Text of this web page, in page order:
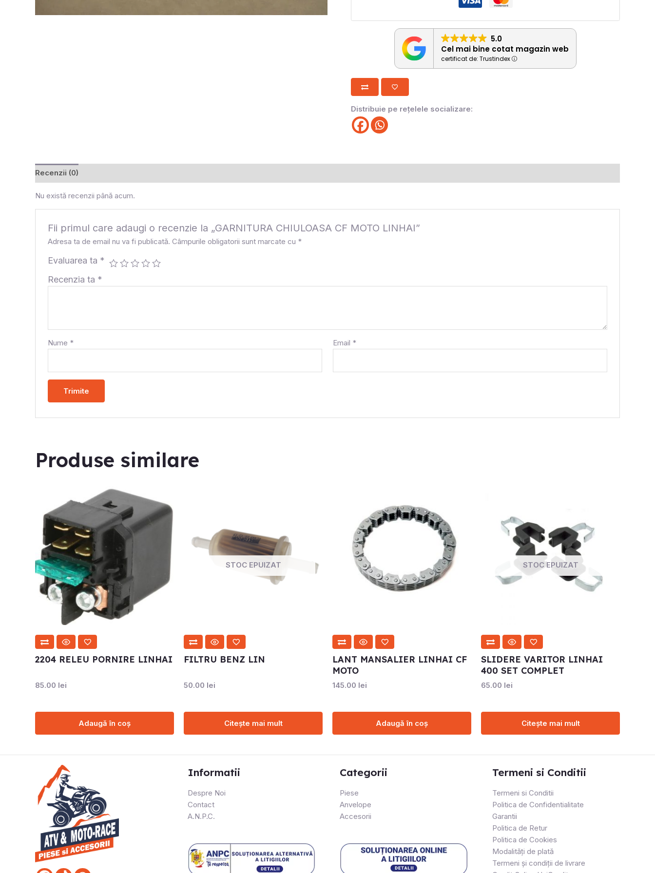
5.0
Cel mai bine cotat magazin web
certificat de: Trustindex
Distribuie pe rețelele socializare:
Recenzii (0)
Nu există recenzii până acum.
Fii primul care adaugi o recenzie la „GARNITURA CHIULOASA CF MOTO LINHAI”
Adresa ta de email nu va fi publicată. Câmpurile obligatorii sunt marcate cu *
Evaluarea ta *
Recenzia ta *
Nume * Email *
Produse similare
2204 RELEU PORNIRE LINHAI
85.00 lei
Adaugă în coș
STOC EPUIZAT
FILTRU BENZ LIN
50.00 lei
Citește mai mult
LANT MANSALIER LINHAI CF
MOTO
145.00 lei
Adaugă în coș
STOC EPUIZAT
SLIDERE VARITOR LINHAI
400 SET COMPLET
65.00 lei
Citește mai mult
Informatii
Despre Noi
Contact
A.N.P.C.
Categorii
Piese
Anvelope
Accesorii
Termeni si Conditii
Termeni si Conditii
Politica de Confidentialitate
Garantii
Politica de Retur
Politica de Cookies
Modalități de plată
Termeni și condiții de livrare